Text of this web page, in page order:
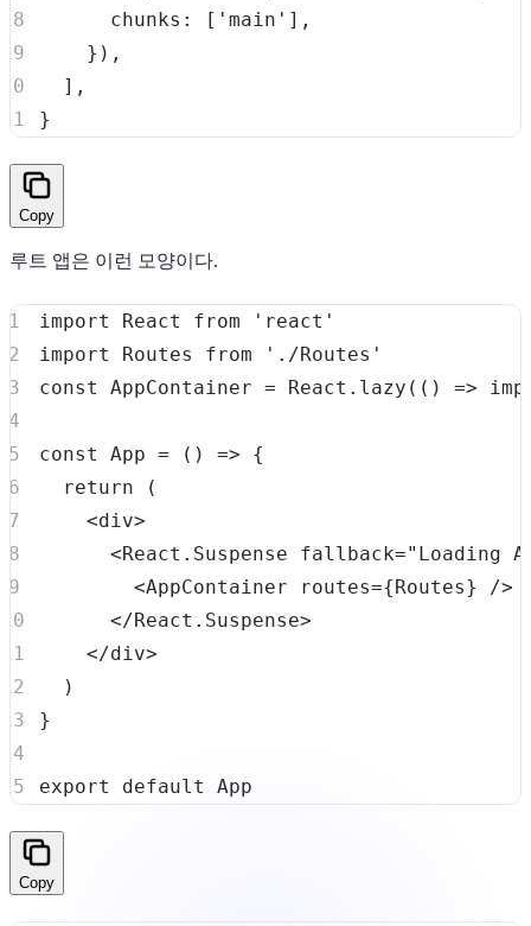
chunks : [ 'main' ] ,
} ) ,
] ,
}
Copy
루트 앱은 이런 모양이다.
import React from
'react'
import
Routes from
'./Routes'
const
AppContainer = React . lazy ( ( ) =>
const App = ( ) =>
{
return
(
<div>
<React . Suspense fallback="Loading
<AppContainer routes={Routes} />
</React . Suspense>
</div>
)
}
export default App
Copy